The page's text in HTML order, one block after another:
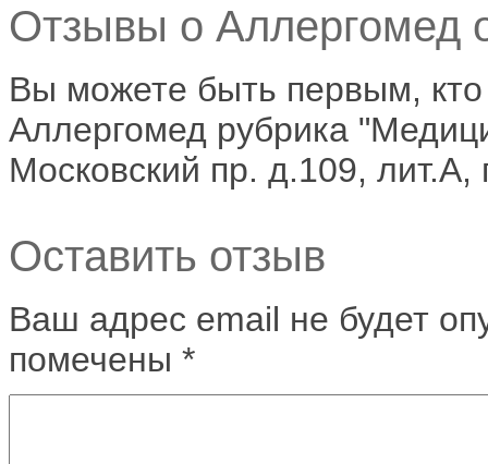
Отзывы о Аллергомед
Вы можете быть первым,
Аллергомед рубрика
Московский пр. д.109, лит.А,
Оставить отзыв
Ваш адрес email не будет
помечены *